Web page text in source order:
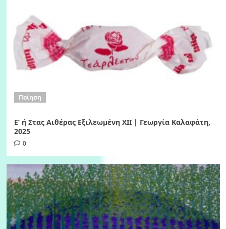
Ποίηση
Ε’ ή Στας Αιθέρας Εξιλεωμένη ΧΙI | Γεωργία Καλαφάτη,
2025
0